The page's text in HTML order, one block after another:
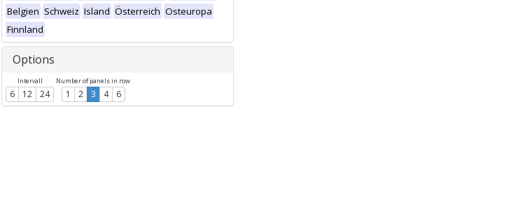
Belgien Schweiz Island Österreich Osteuropa
Finnland
Options
Intervall
6 12 24
Number of panels in row
1 2 3 4 6